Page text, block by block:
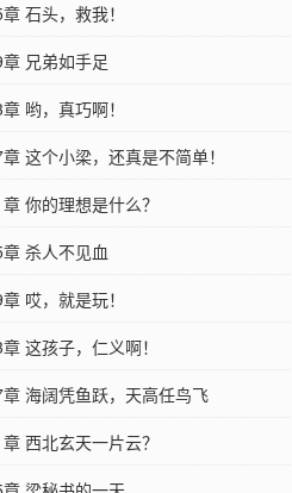
石头，救我！
兄弟如手足
哟，真巧啊！
这个小梁，还真是不简单！
你的理想是什么？
杀人不见血
哎，就是玩！
这孩子，仁义啊！
海阔凭鱼跃，天高任鸟飞
西北玄天一片云？